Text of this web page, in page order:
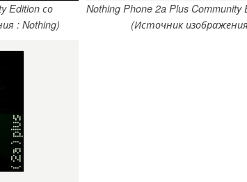
Edition со
: Nothing)
Nothing Phone 2a Plus Community
(Источник